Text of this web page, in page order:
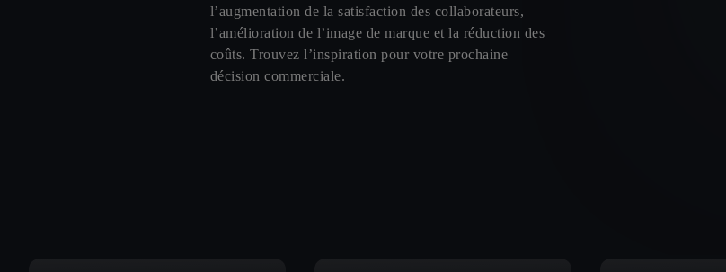
l’augmentation de la satisfaction des collaborateurs,
l’amélioration de l’image de marque et la réduction des
coûts. Trouvez l’inspiration pour votre prochaine
décision commerciale.